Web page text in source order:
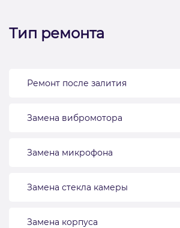
Тип ремонта
Ремонт после залития
Замена вибромотора
Замена микрофона
Замена стекла камеры
Замена корпуса